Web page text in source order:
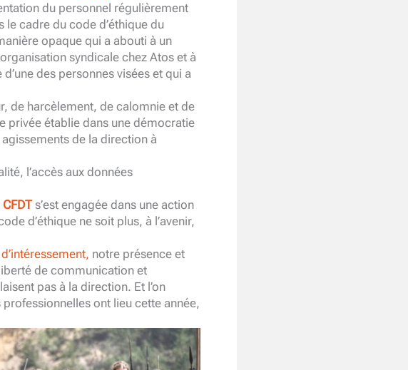
du personnel régulièrement
cadre du code d’éthique du
opaque qui a abouti à un
syndicale chez Atos et à
des personnes visées et qui a
de harcèlement, de calomnie et de
privée établie dans une démocratie
de la direction à
l’accès aux données
CFDT s’est engagée dans une action
d’éthique ne soit plus, à l’avenir,
notre présence et
de communication et
pas à la direction. Et l’on
ont lieu cette année,